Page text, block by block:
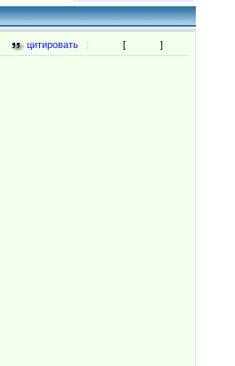
цитировать [ ]